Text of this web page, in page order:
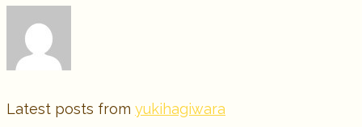
Latest posts from yukihagiwara